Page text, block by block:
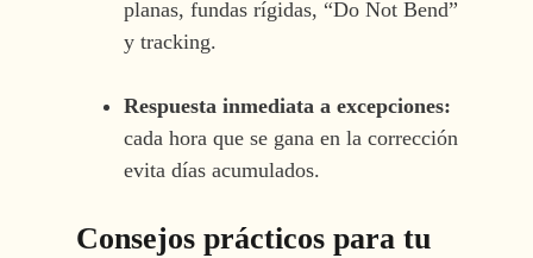
planas, fundas rígidas, “Do Not Bend”
y tracking.
Respuesta inmediata a excepciones:
cada hora que se gana en la corrección
evita días acumulados.
Consejos prácticos para tu